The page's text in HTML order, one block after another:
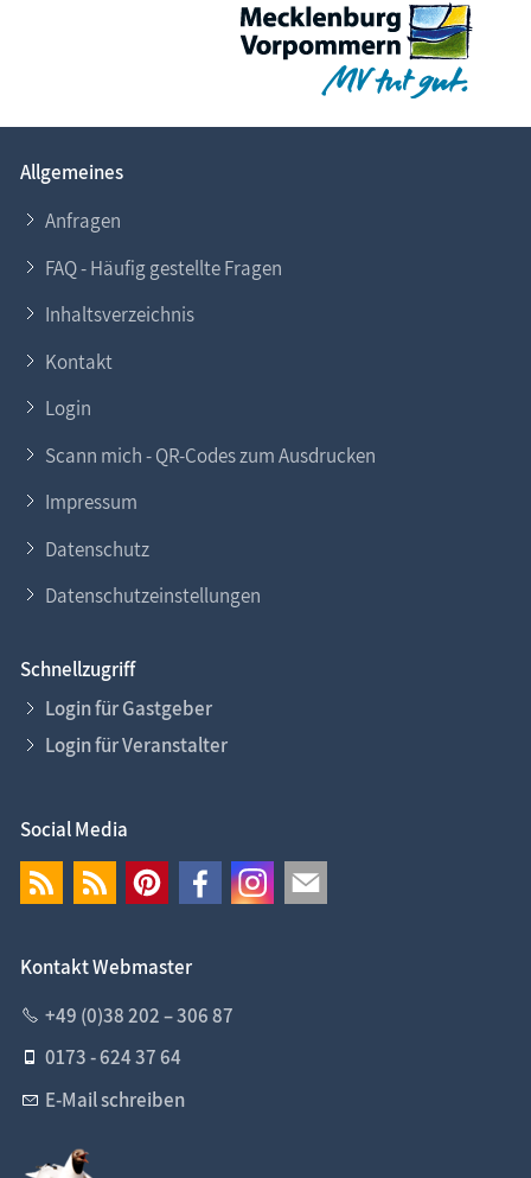
Allgemeines
Anfragen
FAQ - Häufig gestellte Fragen
Inhaltsverzeichnis
Kontakt
Login
Scann mich - QR-Codes zum Ausdrucken
Impressum
Datenschutz
Datenschutzeinstellungen
Schnellzugriff
Login für Gastgeber
Login für Veranstalter
Social Media
Kontakt Webmaster
+49 (0)38 202 – 306 87
0173 - 624 37 64
E-Mail schreiben